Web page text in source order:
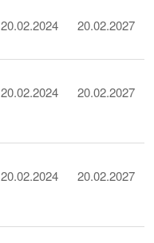
20.02.2024 20.02.2027
20.02.2024 20.02.2027
20.02.2024 20.02.2027